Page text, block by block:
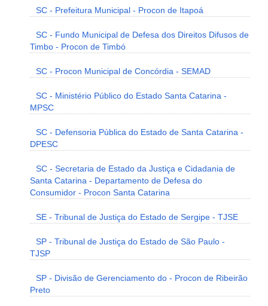
SC - Prefeitura Municipal - Procon de Itapoá
SC - Fundo Municipal de Defesa dos Direitos Difusos de
Timbo - Procon de Timbó
SC - Procon Municipal de Concórdia - SEMAD
SC - Ministério Público do Estado Santa Catarina -
MPSC
SC - Defensoria Pública do Estado de Santa Catarina -
DPESC
SC - Secretaria de Estado da Justiça e Cidadania de
Santa Catarina - Departamento de Defesa do
Consumidor - Procon Santa Catarina
SE - Tribunal de Justiça do Estado de Sergipe - TJSE
SP - Tribunal de Justiça do Estado de São Paulo -
TJSP
SP - Divisão de Gerenciamento do - Procon de Ribeirão
Preto